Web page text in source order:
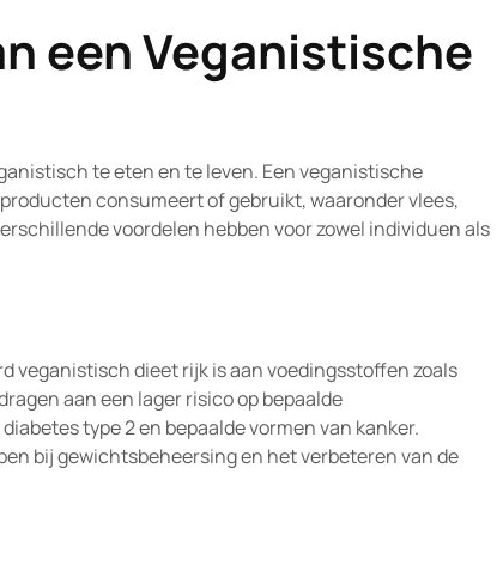
een Veganistische
te eten en te leven. Een veganistische
consumeert of gebruikt, waaronder vlees,
voordelen hebben voor zowel individuen als
veganistisch dieet rijk is aan voedingsstoffen zoals
aan een lager risico op bepaalde
type 2 en bepaalde vormen van kanker.
bij gewichtsbeheersing en het verbeteren van de